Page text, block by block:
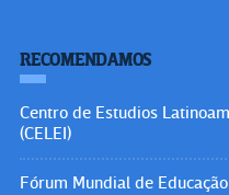
RECOMENDAMOS
Centro de Estudios
(CELEI)
Fórum Mundial de Educação